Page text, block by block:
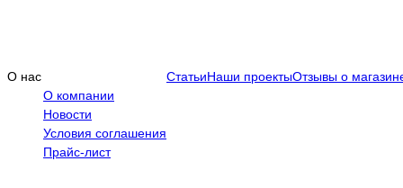
О нас
О компании
Новости
Условия соглашения
Прайс-лист
СтатьиНаши проектыОтзывы о